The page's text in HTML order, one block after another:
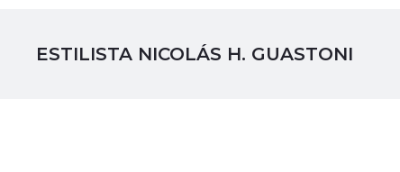
ESTILISTA NICOLÁS H. GUASTONI